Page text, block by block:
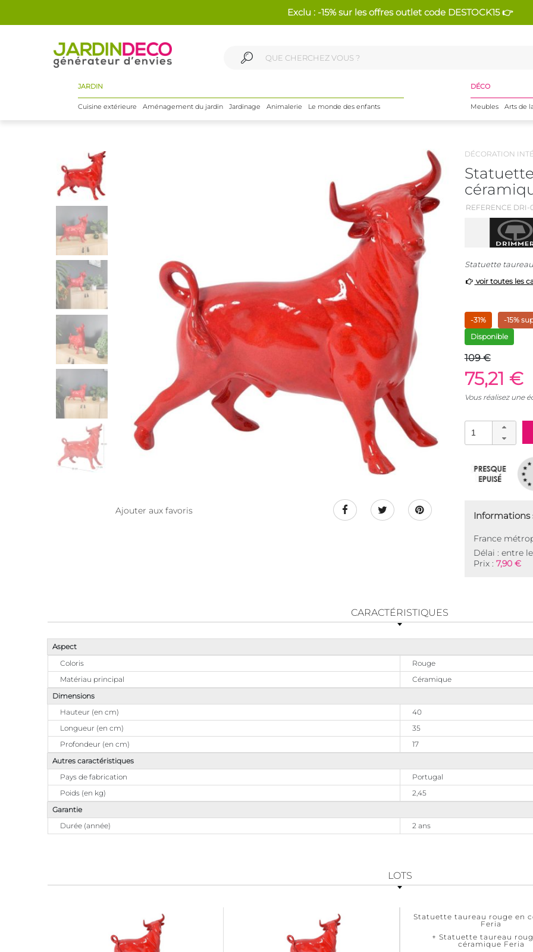
Exclu : -15% sur les offres outlet code DESTOCK15 👉
JARDIN
Cuisine extérieure Aménagement du jardin Jardinage Animalerie Le monde des enfants
DÉCO
Meubles Arts de
Ajouter aux favoris
DÉCORATION
REFERENCE DRI-
Statuette
voir toutes les
-31% -15%
Disponible
109 €
75,21 €
Vous réalisez une
Informations
France
Délai : entre le
Prix : 7,90 €
CARACTÉRISTIQUES
Aspect
Coloris
Rouge
Matériau principal
Céramique
Dimensions
Hauteur (en cm)
40
Longueur (en cm)
35
Profondeur (en cm)
17
Autres caractéristiques
Pays de fabrication
Portugal
Poids (en kg)
2,45
Garantie
Durée (année)
2 ans
LOTS
Statuette taureau rouge en
Feria
+ Statuette taureau
céramique Feria